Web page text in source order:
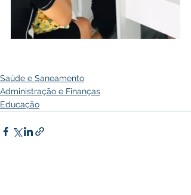
Saúde e Saneamento
Administração e Finanças
Educação